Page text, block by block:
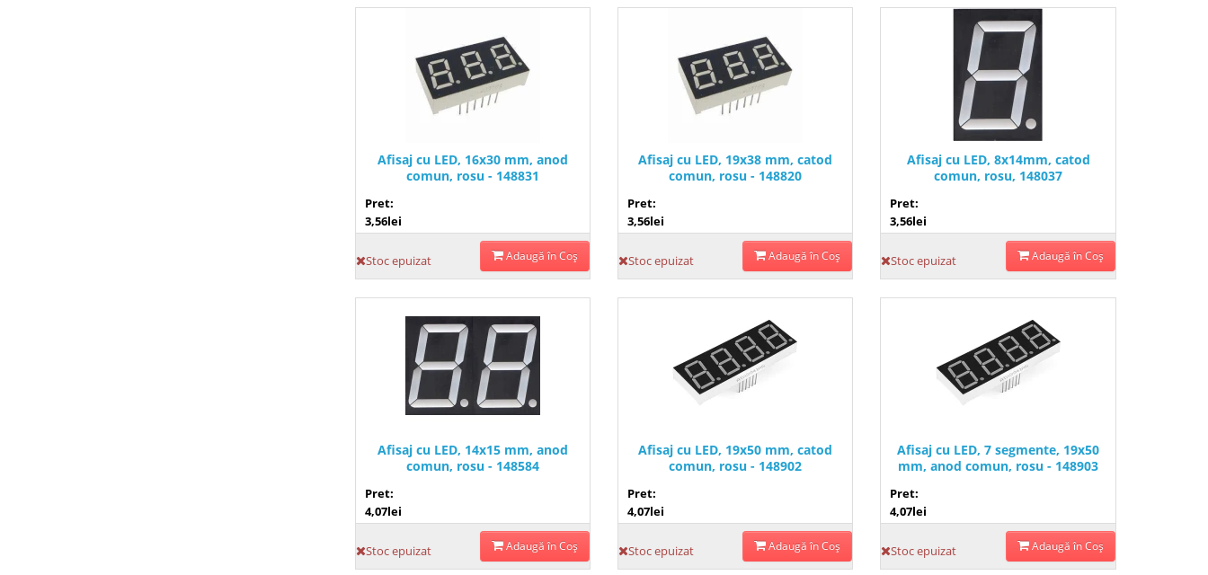
Afisaj cu LED, 16x30 mm, anod
comun, rosu - 148831
Pret:
3,56lei
Stoc epuizat Adaugă în Coş
Afisaj cu LED, 19x38 mm, catod
comun, rosu - 148820
Pret:
3,56lei
Stoc epuizat Adaugă în Coş
Afisaj cu LED, 8x14mm, catod
comun, rosu, 148037
Pret:
3,56lei
Stoc epuizat Adaugă în Coş
Afisaj cu LED, 14x15 mm, anod
comun, rosu - 148584
Pret:
4,07lei
Stoc epuizat Adaugă în Coş
Afisaj cu LED, 19x50 mm, catod
comun, rosu - 148902
Pret:
4,07lei
Stoc epuizat Adaugă în Coş
Afisaj cu LED, 7 segmente, 19x50
mm, anod comun, rosu - 148903
Pret:
4,07lei
Stoc epuizat Adaugă în Coş